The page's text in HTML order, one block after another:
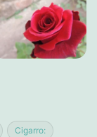
Cigarro: